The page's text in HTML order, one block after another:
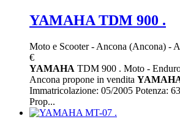
YAMAHA TDM 900 .
Moto e Scooter- Ancona (Ancona) -
€
YAMAHA TDM 900 . Moto -
Ancona propone in vendita
Immatricolazione: 05/2005 Potenza:
Prop...